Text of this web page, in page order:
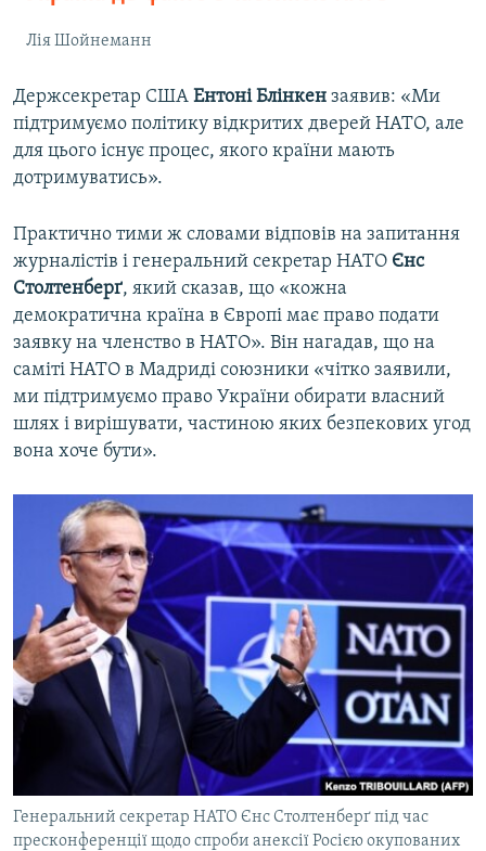
Лія Шойнеманн
Держсекретар США Ентоні Блінкен заявив: «Ми
підтримуємо політику відкритих дверей НАТО, але
для цього існує процес, якого країни мають
дотримуватись».
Практично тими ж словами відповів на запитання
журналістів і генеральний секретар НАТО Єнс
Столтенберґ, який сказав, що «кожна
демократична країна в Європі має право подати
заявку на членство в НАТО». Він нагадав, що на
саміті НАТО в Мадриді союзники «чітко заявили,
ми підтримуємо право України обирати власний
шлях і вирішувати, частиною яких безпекових угод
вона хоче бути».
Генеральний секретар НАТО Єнс Столтенберґ під час
пресконференції щодо спроби анексії Росією окупованих